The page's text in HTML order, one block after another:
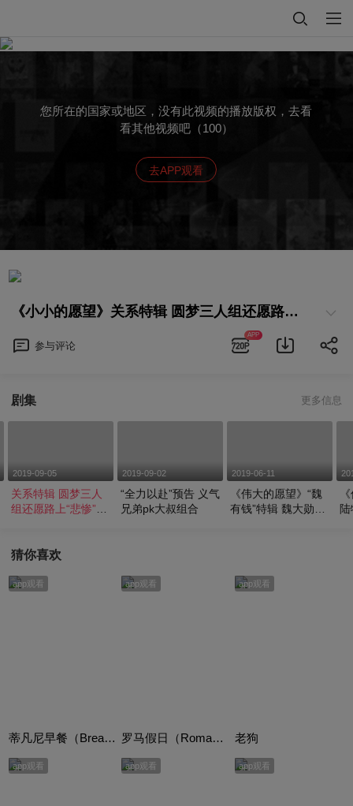
您所在的国家或地区，没有此视频的播放版权，去看
看其他视频吧（100）
去APP观看
《小小的愿望》关系特辑 圆梦三人组还愿路上“悲惨”非常
参与评论
APP
剧集 更多信息
2019-09-05
关系特辑 圆梦三人
组还愿路上“悲惨”非
2019-09-02
“全力以赴”预告 义气
兄弟pk大叔组合
2019-06-11
《伟大的愿望》“魏
有钱”特辑 魏大勋时
陆
猜你喜欢
app观看
蒂凡尼早餐（Breakfast at Tiffany's）
app观看
罗马假日（Roman Holiday）
app观看
老狗
app观看 app观看 app观看